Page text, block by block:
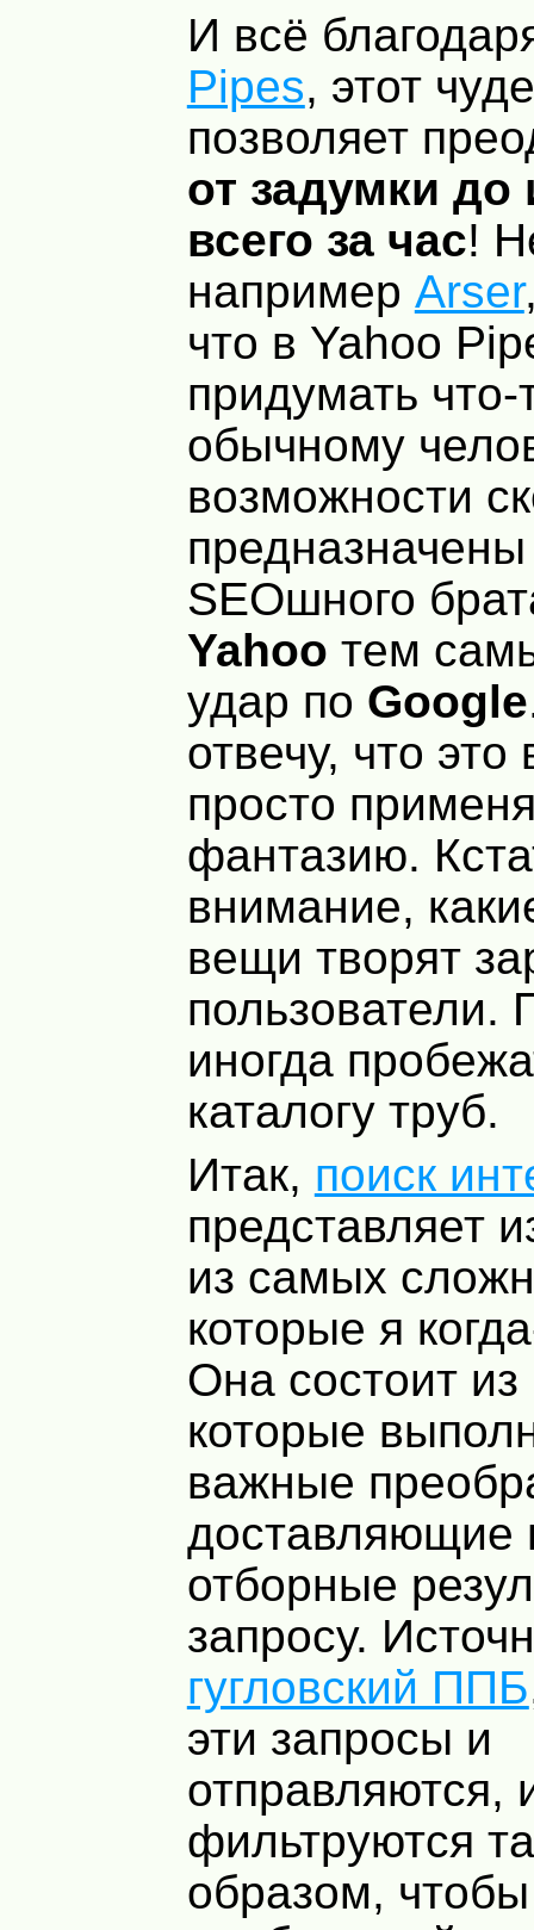
И всё
Pipes, этот
позволяет
от задумки до
всего за час!
например Arser
что в Yahoo
придумать что-
обычному
возможности
SEOшного
Yahoo тем
удар по Google
отвечу, что
просто
фантазию.
внимание,
вещи творят
пользователи.
иногда
каталогу труб.
Итак, поиск
представляет
из самых
которые я
Она состоит
которые
важные
доставляющие
отборные
запросу.
гугловский ППБ
эти запросы и
отправляются,
фильтруются
образом,